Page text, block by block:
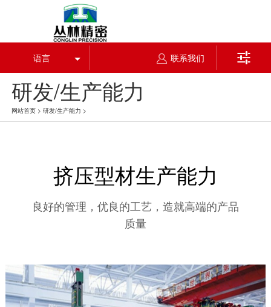

语言 联系我们
研发/生产能力
网站首页> 研发/生产能力 >
挤压型材生产能力
良好的管理，优良的工艺，造就高端的产品
质量